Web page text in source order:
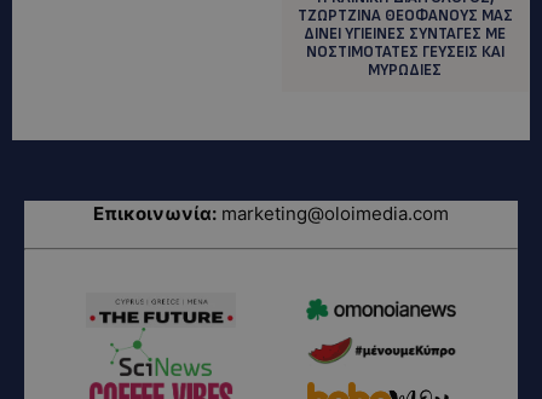
ΤΖΩΡΤΖΙΝΑ ΘΕΟΦΑΝΟΥΣ ΜΑΣ
ΔΙΝΕΙ ΥΓΙΕΙΝΕΣ ΣΥΝΤΑΓΕΣ ΜΕ
ΝΟΣΤΙΜΟΤΑΤΕΣ ΓΕΥΣΕΙΣ ΚΑΙ
ΜΥΡΩΔΙΕΣ
Επικοινωνία: marketing@oloimedia.com